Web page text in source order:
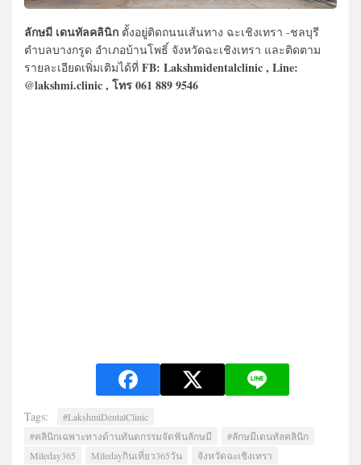
ลักษมี เดนทัลคลินิก ตั้งอยู่ติดถนนเส้นทาง ฉะเชิงเทรา -ชลบุรี
ตำบลบางกรูด อำเภอบ้านโพธิ์ จังหวัดฉะเชิงเทรา และติดตาม
รายละเอียดเพิ่มเติมได้ที่ FB: Lakshmidentalclinic , Line:
@lakshmi.clinic , โทร 061 889 9546
Tags:
#LakshmiDentalClinic
#คลินิกเฉพาะทางด้านทันตกรรมจัดฟันลักษมี
#ลักษมีเดนทัลคลินิก
Mileday365
Miledayกินเที่ยว365วัน
จังหวัดฉะเชิงเทรา